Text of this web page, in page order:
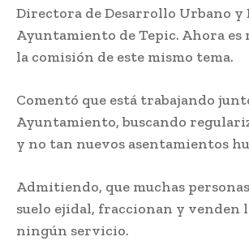
Directora de Desarrollo Urbano y
Ayuntamiento de Tepic. Ahora es
la comisión de este mismo tema.
Comentó que está trabajando
Ayuntamiento, buscando
y no tan nuevos asentamientos
Admitiendo, que muchas
suelo ejidal, fraccionan y venden
ningún servicio.